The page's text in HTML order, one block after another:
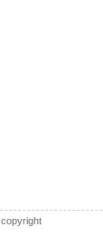
copyright